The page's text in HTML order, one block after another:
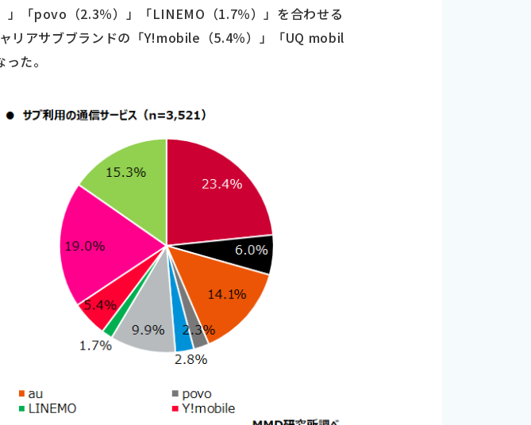
「povo（2.3％）」「LINEMO（1.7％）」を合わせる
リアサブブランドの「Y!mobile（5.4％）」「UQ mobil
た。